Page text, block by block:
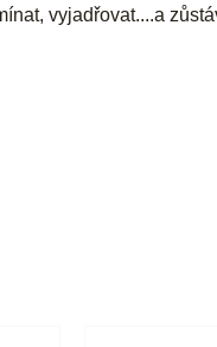
vyjadřovat....a